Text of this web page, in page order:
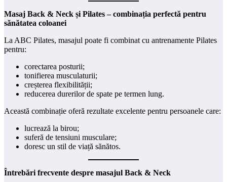
Masaj Back & Neck și Pilates – combinația perfectă pentru
sănătatea coloanei
La ABC Pilates, masajul poate fi combinat cu antrenamente Pilates
pentru:
corectarea posturii;
tonifierea musculaturii;
creșterea flexibilității;
reducerea durerilor de spate pe termen lung.
Această combinație oferă rezultate excelente pentru persoanele care:
lucrează la birou;
suferă de tensiuni musculare;
doresc un stil de viață sănătos.
Întrebări frecvente despre masajul Back & Neck